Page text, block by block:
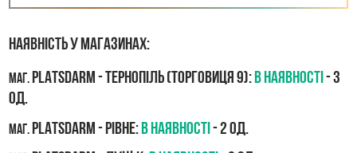
Наявність у магазинах:
маг.PLATSDARM - Тернопіль (Торговиця 9):В наявності- 3
од.
маг.PLATSDARM - Рівне: В наявності - 2 од.